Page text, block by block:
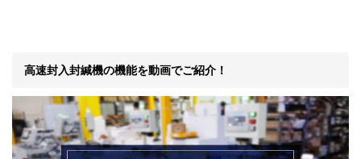
高速封入封緘機の機能を動画でご紹介！